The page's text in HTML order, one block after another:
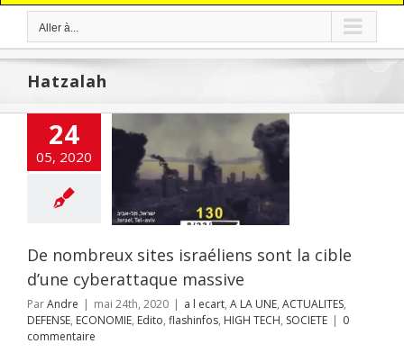
Aller à...
Hatzalah
24
05, 2020
sites
sont la cible
cyberattaque
A LA UNE
DEFENSE
SOCIETEDe nombreux sites israéliens sont la cible
d’une cyberattaque massive
ParAndre | mai 24th, 2020 | a l ecart, A LA UNE, ACTUALITES,
DEFENSE, ECONOMIE, Edito, flashinfos, HIGH TECH, SOCIETE | 0
commentaire